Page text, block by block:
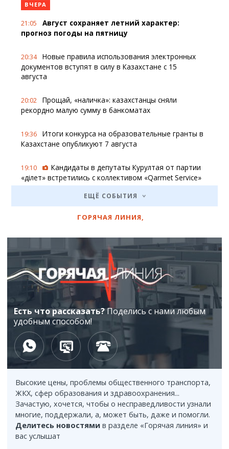
ВЧЕРА
21:05
Август сохраняет летний характер:
прогноз погоды на пятницу
20:34
Новые правила использования электронных
документов вступят в силу в Казахстане с 15
августа
20:02
Прощай, «наличка»: казахстанцы сняли
рекордно малую сумму в банкоматах
19:36
Итоги конкурса на образовательные гранты в
Казахстане опубликуют 7 августа
19:10
Кандидаты в депутаты Курултая от партии
«Әділет» встретились с коллективом «Qarmet Service»
«Сделано в Казахстане» станет заметнее: как
отечественных производителей
Медицинские пункты появятся на аварийно
опасных участках автодорог Казахстана
18:20
Аграриям Карагандинской области
предстоит убрать почти миллион гектаров
18:02
МВД: Более 20 стримеров привлечены к
ответственности за противоправный контент
17:39
В Караганде уже укладывают асфальт
на новой шестикилометровой магистрали
17:35
Избирательные участки адаптируют для
людей с особыми потребностями
17:07
Обновлены правила подключения мобильного
телефона к цифровому правительству для госуслуг
ЕЩЁ СОБЫТИЯ
ГОРЯЧАЯ ЛИНИЯ,
Есть что рассказать?Поделись с нами любым
удобным способом!
Высокие цены, проблемы общественного транспорта,
ЖКХ, сфер образования и здравоохранения...
Зачастую, хочется, чтобы о несправедливости узнали
многие, поддержали, а, может быть, даже и помогли.
Делитесь новостями в разделе «Горячая линия» и
вас услышат